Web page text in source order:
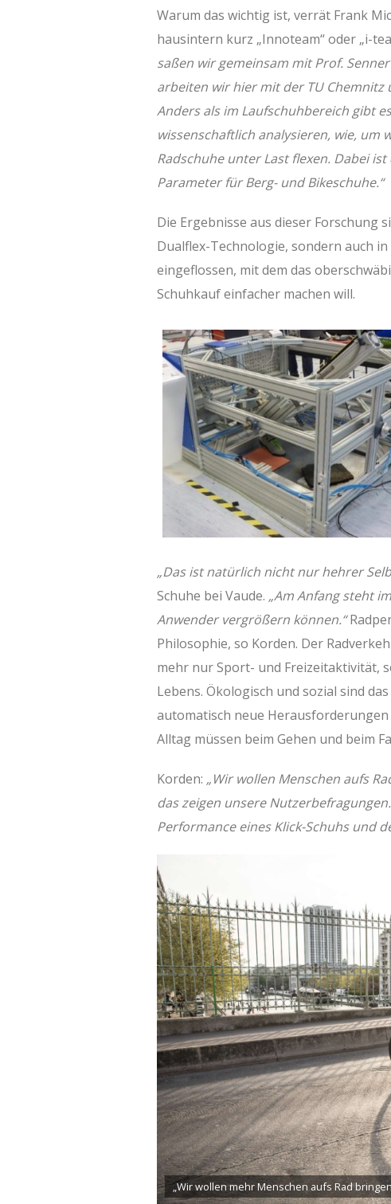
Warum das wichtig ist, verrät Frank
hausintern kurz „Innoteam“ oder „i-
saßen wir gemeinsam mit Prof.
arbeiten wir hier mit der TU Chemnitz
Anders als im Laufschuhbereich gibt
wissenschaftlich analysieren, wie, um
Radschuhe unter Last flexen. Dabei
Parameter für Berg- und Bikeschuhe.“
Die Ergebnisse aus dieser Forschung
Dualflex-Technologie, sondern auch
eingeflossen, mit dem das
Schuhkauf einfacher machen will.
„Das ist natürlich nicht nur hehrer
Schuhe bei Vaude. „Am Anfang steht
Anwender vergrößern können.“
Philosophie, so Korden. Der
mehr nur Sport- und Freizeitaktivität,
Lebens. Ökologisch und sozial sind
automatisch neue
Alltag müssen beim Gehen und beim
Korden: „Wir wollen Menschen aufs
das zeigen unsere
Performance eines Klick-Schuhs und
„Wir wollen mehr Menschen aufs Rad